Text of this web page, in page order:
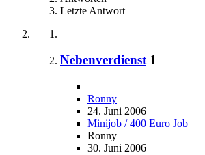
Letzte Antwort
Nebenverdienst 1
Ronny
24. Juni 2006
Minijob / 400 Euro Job
Ronny
30. Juni 2006